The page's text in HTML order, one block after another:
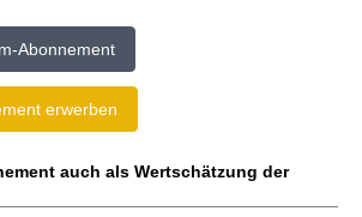
Abonnement
erwerben
auch als Wertschätzung der